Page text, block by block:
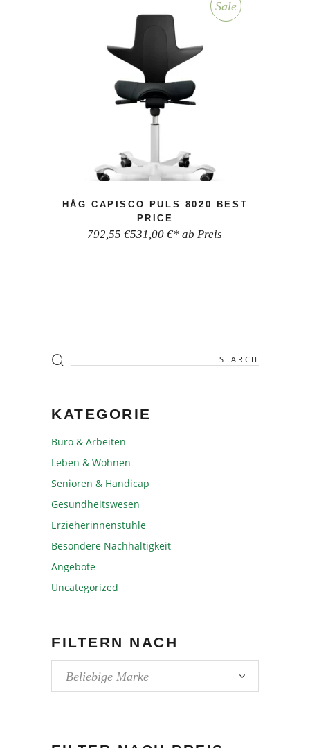
Sale
HÅG CAPISCO PULS 8020 BEST
PRICE
792,55€531,00 €* ab Preis
KATEGORIE
Büro & Arbeiten
Leben & Wohnen
Senioren & Handicap
Gesundheitswesen
Erzieherinnenstühle
Besondere Nachhaltigkeit
Angebote
Uncategorized
FILTERN NACH
Beliebige Marke